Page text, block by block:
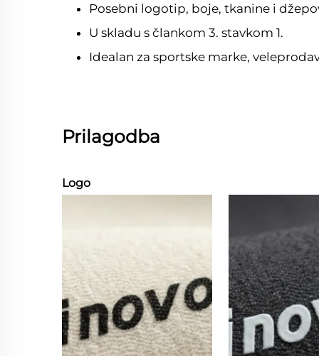
Posebni logotip, boje, tkanine i
U skladu s člankom 3. stavkom 1.
Idealan za sportske marke,
Prilagodba
Logo